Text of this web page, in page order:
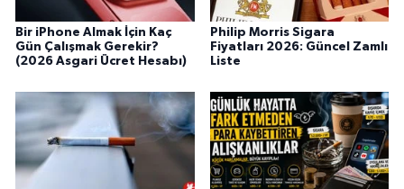
Bir iPhone Almak İçin Kaç
Gün Çalışmak Gerekir?
(2026 Asgari Ücret Hesabı)
Philip Morris Sigara
Fiyatları 2026: Güncel Zamlı
Liste